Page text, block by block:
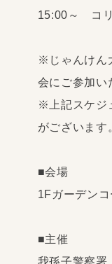
15:00～ コ
※じゃんけん
会にご参加い
※上記スケジ
がございます
■会場
1Fガーデンコ
■主催